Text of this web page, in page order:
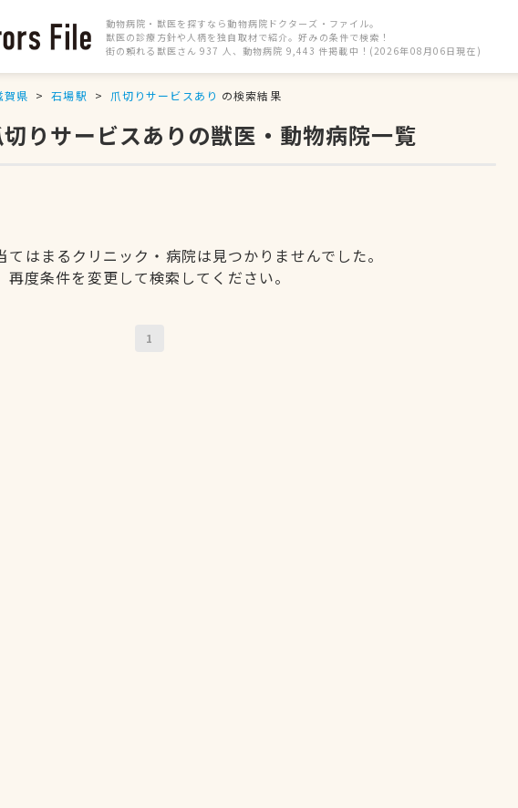
動物病院・獣医を探すなら動物病院ドクターズ・ファイル。
獣医の診療方針や人柄を独自取材で紹介。好みの条件で検索！
街の頼れる獣医さん 937 人、動物病院 9,443 件掲載中！(2026年08月06日現在)
賀県 石場駅 爪切りサービスあり の検索結果
りサービスありの獣医・動物病院一覧
てはまるクリニック・病院は見つかりませんでした。
再度条件を変更して検索してください。
1